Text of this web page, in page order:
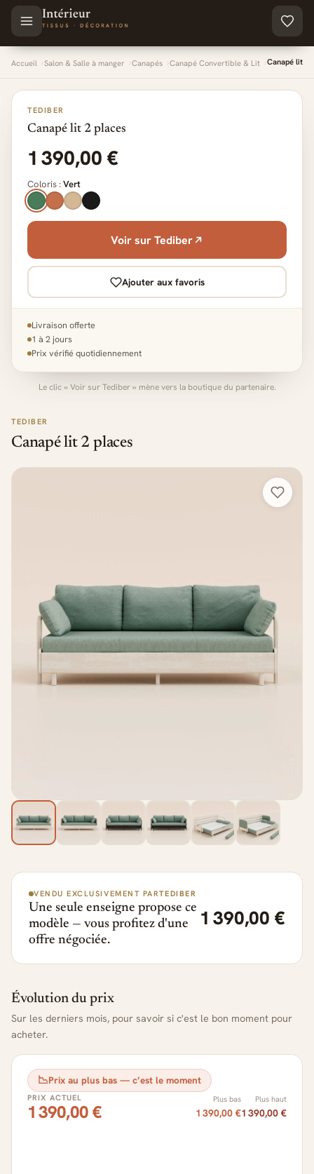
Aller au contenu principal
Accueil Salon & Salle à manger Canapés Canapé Convertible & Lit Canapé lit 2
TEDIBER
Canapé lit 2 places
VENDU EXCLUSIVEMENT PARTEDIBER
Une seule enseigne propose ce
modèle — vous profitez d'une
offre négociée.
1 390,00 €
Évolution du prix
Sur les derniers mois, pour savoir si c'est le bon moment pour
acheter.
📉Prix au plus bas — c’est le moment
PRIX ACTUEL
1 390,00 €
Plus bas
1 390,00 €
Plus haut
1 390,00 €
TEDIBER
Canapé lit 2 places
1 390,00 €
Coloris :Vert
Voir sur Tediber
Ajouter aux favoris
Livraison offerte
1 à 2 jours
Prix vérifié quotidiennement
Le clic « Voir sur Tediber » mène vers la boutique du partenaire.